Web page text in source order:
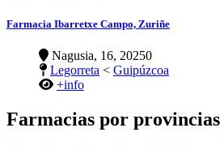
Farmacia Ibarretxe Campo, Zuriñe
Nagusia, 16, 20250
Legorreta < Guipúzcoa
+info
Farmacias por provincias